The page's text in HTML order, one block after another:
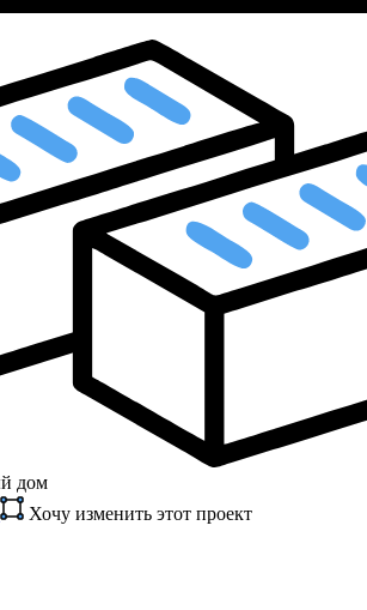
дом
Хочу изменить этот проект